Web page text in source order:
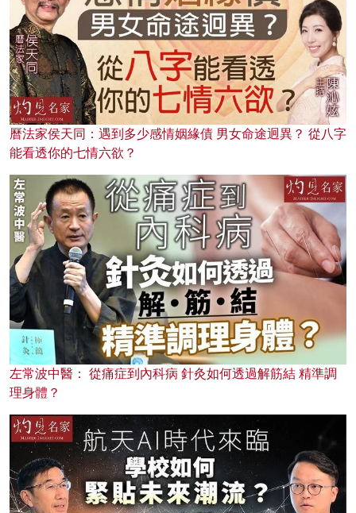
曆法家侯天同：遇到多少感情姻緣債 男女命途迥異？ 從八字
能看透你的七情六欲？
左常波中醫： 從痛症到內科病 針灸如何透過解筋結 精準調
理身體？